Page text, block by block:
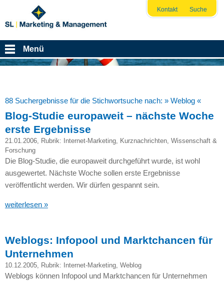
Kontakt Suche
Menü
88 Suchergebnisse für die Stichwortsuche nach: » Weblog «
Blog-Studie europaweit – nächste Woche
erste Ergebnisse
21.01.2006, Rubrik: Internet-Marketing, Kurznachrichten, Wissenschaft &
Forschung
Die Blog-Studie, die europaweit durchgeführt wurde, ist wohl
ausgewertet. Nächste Woche sollen erste Ergebnisse
veröffentlicht werden. Wir dürfen gespannt sein.
weiterlesen »
Weblogs: Infopool und Marktchancen für
Unternehmen
10.12.2005, Rubrik: Internet-Marketing, Weblog
Weblogs können Infopool und Marktchancen für Unternehmen